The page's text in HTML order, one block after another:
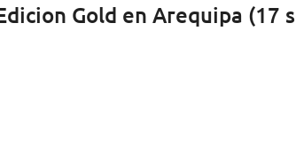
Gold en Arequipa (17